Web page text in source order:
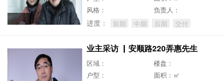
风格：
负责人：
进度： 前期 中期 后期 交付
业主采访 ▏安顺路220弄惠先生
区域：
楼盘：
户型：
面积：㎡